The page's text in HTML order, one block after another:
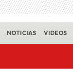
NOTICIAS VIDEOS